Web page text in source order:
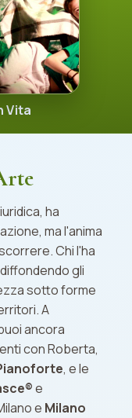
Vita
ha
ma l'anima
Chi l'ha
gli
sotto forme
A
ancora
con Roberta,
, e le
e
e Milano